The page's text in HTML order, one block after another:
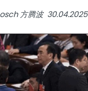
方腾波 30.04.2025